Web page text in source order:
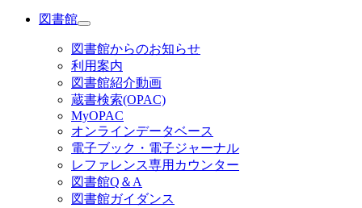
図書館
図書館からのお知らせ
利用案内
図書館紹介動画
蔵書検索(OPAC)
MyOPAC
オンラインデータベース
電子ブック・電子ジャーナル
レファレンス専用カウンター
図書館Q＆A
図書館ガイダンス